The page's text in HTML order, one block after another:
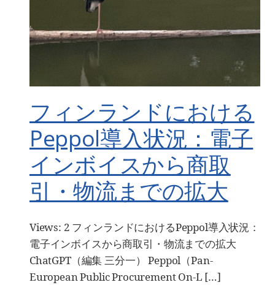
フィンランドにおける
Peppol導入状況：電子
インボイスから商取
引・物流までの拡大
Views: 2 フィンランドにおけるPeppol導入状況：
電子インボイスから商取引・物流までの拡大
ChatGPT（編集 三分一） Peppol（Pan-
European Public Procurement On-L […]